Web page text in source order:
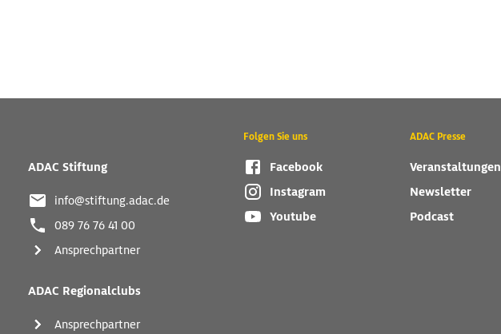
ADAC Stiftung
info@stiftung.adac.de
089 76 76 41 00
Ansprechpartner
ADAC Regionalclubs
Ansprechpartner
Folgen Sie uns
Facebook
Instagram
Youtube
ADAC Presse
Veranstaltungen
Newsletter
Podcast